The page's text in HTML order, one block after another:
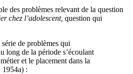
des problèmes relevant de la question
chez l’adolescent, question qui
de problèmes qui
long de la période s’écoulant
et le placement dans la
: